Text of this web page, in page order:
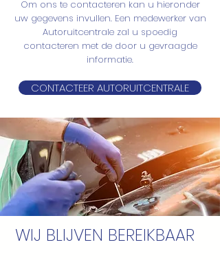
Om ons te contacteren kan u hieronder
uw gegevens invullen. Een medewerker van
Autoruitcentrale zal u spoedig
contacteren met de door u gevraagde
informatie.
CONTACTEER AUTORUITCENTRALE
WIJ BLIJVEN BEREIKBAAR